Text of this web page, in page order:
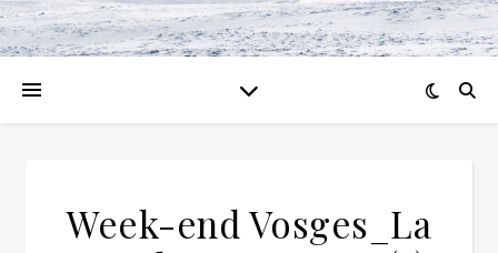
Week-end Vosges_La